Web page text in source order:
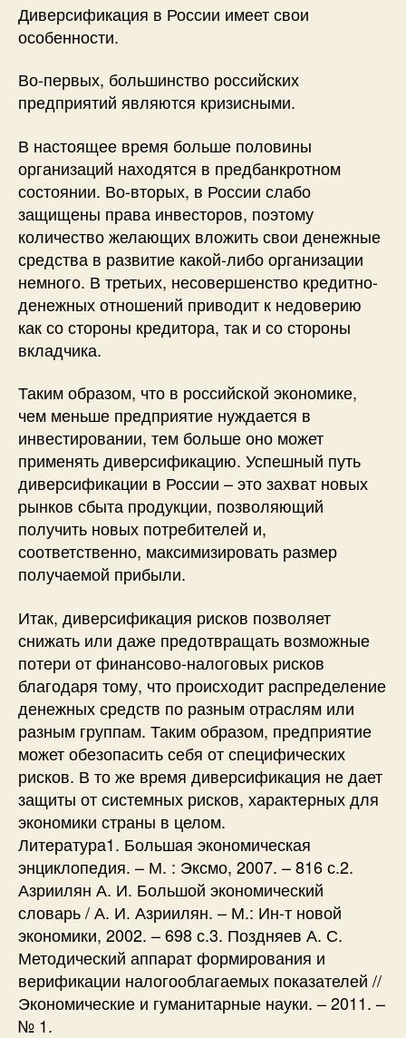
Диверсификация в России имеет свои
особенности.
Во-первых, большинство российских
предприятий являются кризисными.
В настоящее время больше половины
организаций находятся в предбанкротном
состоянии. Во-вторых, в России слабо
защищены права инвесторов, поэтому
количество желающих вложить свои денежные
средства в развитие какой-либо организации
немного. В третьих, несовершенство кредитно-
денежных отношений приводит к недоверию
как со стороны кредитора, так и со стороны
вкладчика.
Таким образом, что в российской экономике,
чем меньше предприятие нуждается в
инвестировании, тем больше оно может
применять диверсификацию. Успешный путь
диверсификации в России – это захват новых
рынков сбыта продукции, позволяющий
получить новых потребителей и,
соответственно, максимизировать размер
получаемой прибыли.
Итак, диверсификация рисков позволяет
снижать или даже предотвращать возможные
потери от финансово-налоговых рисков
благодаря тому, что происходит распределение
денежных средств по разным отраслям или
разным группам. Таким образом, предприятие
может обезопасить себя от специфических
рисков. В то же время диверсификация не дает
защиты от системных рисков, характерных для
экономики страны в целом.
Литература1. Большая экономическая
энциклопедия. – М. : Эксмо, 2007. – 816 с.2.
Азриилян А. И. Большой экономический
словарь / А. И. Азриилян. – М.: Ин-т новой
экономики, 2002. – 698 с.3. Поздняев А. С.
Методический аппарат формирования и
верификации налогооблагаемых показателей //
Экономические и гуманитарные науки. – 2011. –
№ 1.